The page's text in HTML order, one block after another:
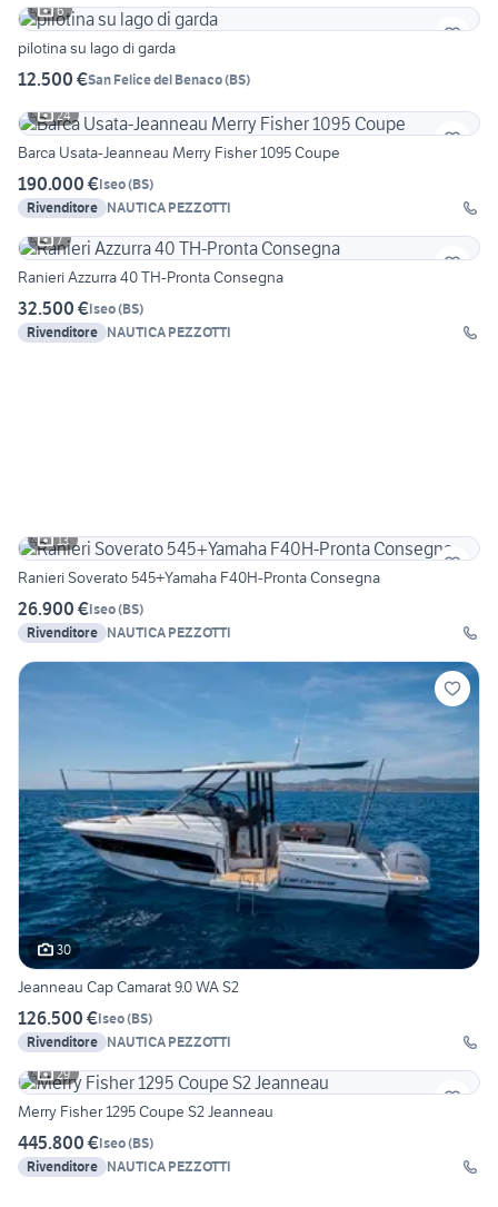
6
pilotina su lago di garda
12.500 €San Felice del Benaco(BS)
24
Barca Usata-Jeanneau Merry Fisher 1095 Coupe
190.000 €Iseo(BS)
Rivenditore NAUTICA PEZZOTTI
7
Ranieri Azzurra 40 TH-Pronta Consegna
32.500 €Iseo(BS)
Rivenditore NAUTICA PEZZOTTI
13
Ranieri Soverato 545+Yamaha F40H-Pronta Consegna
26.900 €Iseo(BS)
Rivenditore NAUTICA PEZZOTTI
30
Jeanneau Cap Camarat 9.0 WA S2
126.500 €Iseo(BS)
Rivenditore NAUTICA PEZZOTTI
29
Merry Fisher 1295 Coupe S2 Jeanneau
445.800 €Iseo(BS)
Rivenditore NAUTICA PEZZOTTI